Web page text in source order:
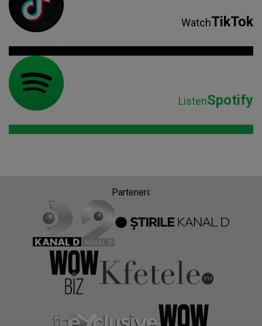
WatchTikTok
ListenSpotify
Parteneri: